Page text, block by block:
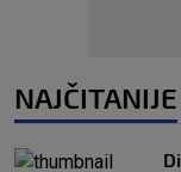
NAJČITANIJE